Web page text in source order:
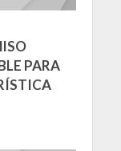
PARA